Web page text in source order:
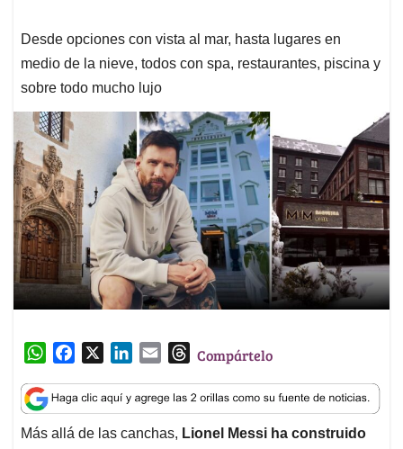
Desde opciones con vista al mar, hasta lugares en
medio de la nieve, todos con spa, restaurantes, piscina y
sobre todo mucho lujo
W
a
t
s
c
e
b
n
k
e
a
i
l
T
r
e
a
Compártelo
Más allá de las canchas, Lionel Messi ha construido